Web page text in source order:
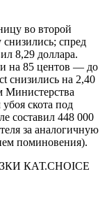
во второй
спред
8,29 доллара.
на 85 центов — до
снизились на 2,40
Министерства
скота под
составил 448 000
за аналогичную
поминовения).
КАТ.CHOICE